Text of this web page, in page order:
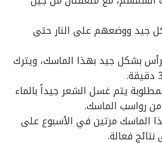
جيد ووضعهم على النار حتى
بشكل جيد بهذا الماسك، ويترك
يتم غسل الشعر جيداً بالماء
رواسب الماسك.
الماسك مرتين في الأسبوع على
فعالة.